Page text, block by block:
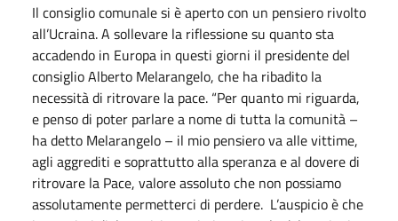
Il consiglio comunale si è aperto con un pensiero rivolto
all’Ucraina. A sollevare la riflessione su quanto sta
accadendo in Europa in questi giorni il presidente del
consiglio Alberto Melarangelo, che ha ribadito la
necessità di ritrovare la pace. “Per quanto mi riguarda,
e penso di poter parlare a nome di tutta la comunità –
ha detto Melarangelo – il mio pensiero va alle vittime,
agli aggrediti e soprattutto alla speranza e al dovere di
ritrovare la Pace, valore assoluto che non possiamo
assolutamente permetterci di perdere. L’auspicio è che